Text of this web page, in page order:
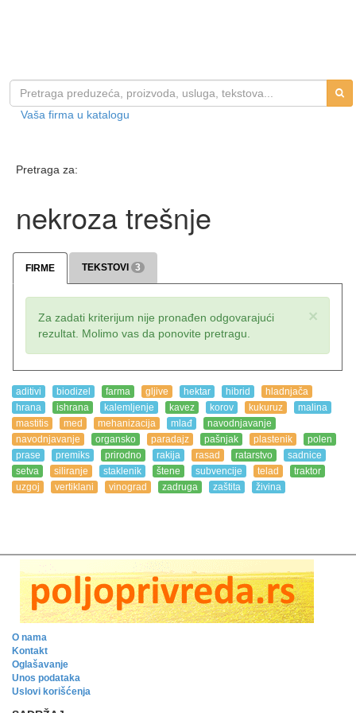
Vaša firma u katalogu
Pretraga za:
nekroza trešnje
FIRME TEKSTOVI 3
×
Za zadati kriterijum nije pronađen odgovarajući
rezultat. Molimo vas da ponovite pretragu.
aditivi biodizel farma gljive hektar hibrid
hladnjača
hrana
ishrana kalemljenje kavez korov kukuruz
malina
mastitis
med mehanizacija mlađ
navodnjavanje
navodnjavanje
organsko paradajz pašnjak plastenik
polen
prase
premiks prirodno rakija rasad ratarstvo
sadnice
setva
siliranje staklenik štene subvencije telad
traktor
uzgoj
vertiklani vinograd zadruga zaštita živina
O nama
Kontakt
Oglašavanje
Unos podataka
Uslovi korišćenja